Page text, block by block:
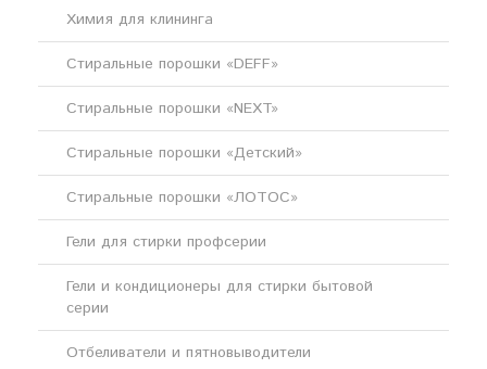
Химия для клининга
Стиральные порошки «DEFF»
Стиральные порошки «NEXT»
Стиральные порошки «Детский»
Стиральные порошки «ЛОТОС»
Гели для стирки профсерии
Гели и кондиционеры для стирки бытовой
серии
Отбеливатели и пятновыводители